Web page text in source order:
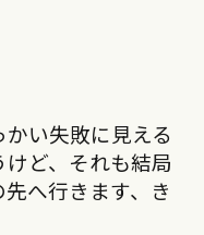
い失敗に見える
ど、それも結局
へ行きます、き